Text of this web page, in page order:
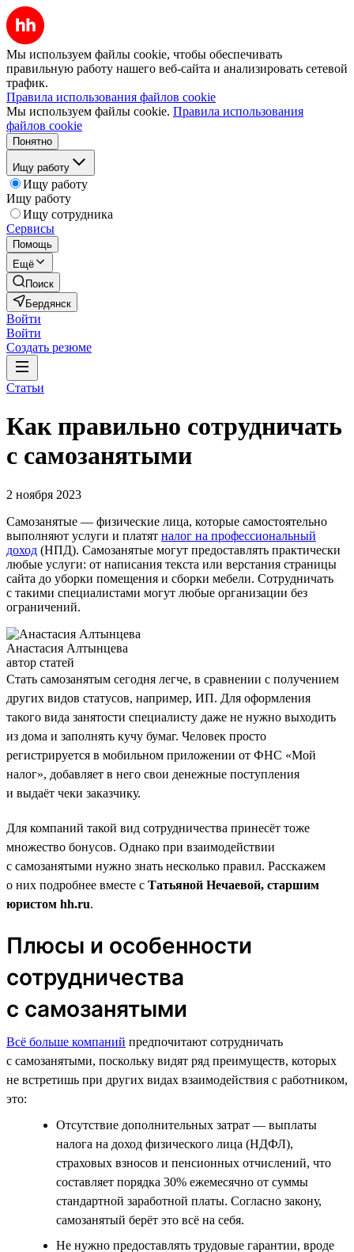
Мы используем файлы cookie, чтобы обеспечивать
правильную работу нашего веб-сайта и анализировать сетевой
трафик.
Правила использования файлов cookie
Мы используем файлы cookie. Правила использования
файлов cookie
Понятно
Ищу работу
Ищу работу
Ищу работу
Ищу сотрудника
Сервисы
Помощь
Ещё
Поиск
Бердянск
Войти
Войти
Создать резюме
Статьи
Как правильно сотрудничать
с самозанятыми
2 ноября 2023
Самозанятые — физические лица, которые самостоятельно
выполняют услуги и платят налог на профессиональный
доход (НПД). Самозанятые могут предоставлять практически
любые услуги: от написания текста или верстания страницы
сайта до уборки помещения и сборки мебели. Сотрудничать
с такими специалистами могут любые организации без
ограничений.
Анастасия Алтынцева
автор статей
Стать самозанятым сегодня легче, в сравнении с получением
других видов статусов, например, ИП. Для оформления
такого вида занятости специалисту даже не нужно выходить
из дома и заполнять кучу бумаг. Человек просто
регистрируется в мобильном приложении от ФНС «Мой
налог», добавляет в него свои денежные поступления
и выдаёт чеки заказчику.
Для компаний такой вид сотрудничества принесёт тоже
множество бонусов. Однако при взаимодействии
с самозанятыми нужно знать несколько правил. Расскажем
о них подробнее вместе с Татьяной Нечаевой, старшим
юристом hh.ru.
Плюсы и особенности
сотрудничества
с самозанятыми
Всё больше компаний предпочитают сотрудничать
с самозанятыми, поскольку видят ряд преимуществ, которых
не встретишь при других видах взаимодействия с работником,
это:
Отсутствие дополнительных затрат — выплаты
налога на доход физического лица (НДФЛ),
страховых взносов и пенсионных отчислений, что
составляет порядка 30% ежемесячно от суммы
стандартной заработной платы. Согласно закону,
самозанятый берёт это всё на себя.
Не нужно предоставлять трудовые гарантии, вроде